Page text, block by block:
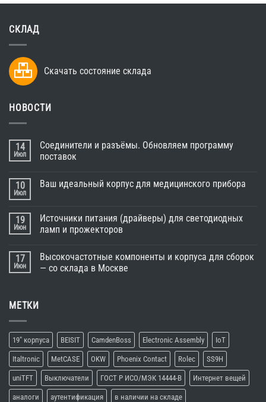
СКЛАД
Скачать состояние склада
НОВОСТИ
14
Июл
Соединители и разъёмы. Обновляем программу
поставок
10
Июл
Ваш идеальный корпус для медицинского прибора
19
Июн
Источники питания (драйверы) для светодиодных
ламп и прожекторов
17
Июн
Высокочастотные компоненты и корпуса для сборок
— со склада в Москве
МЕТКИ
19" корпуса BEISIT CamdenBoss Electronic Assembly IoT
Italtronic MetCASE OKW Phoenix Contact Rolec SS9H
uniTFT Выключатели ГОСТ Р ИСО/МЭК 14444-В Интернет вещей
аналоги аутентификация в наличии на складе